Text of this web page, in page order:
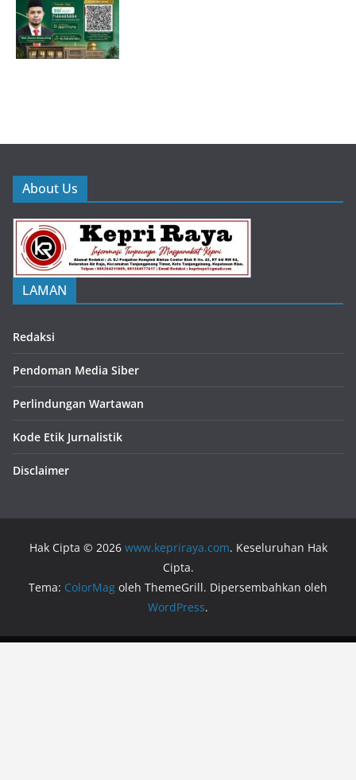
About Us
LAMAN
Redaksi
Pendoman Media Siber
Perlindungan Wartawan
Kode Etik Jurnalistik
Disclaimer
Hak Cipta © 2026 www.kepriraya.com. Keseluruhan Hak
Cipta.
Tema: ColorMag oleh ThemeGrill. Dipersembahkan oleh
WordPress.